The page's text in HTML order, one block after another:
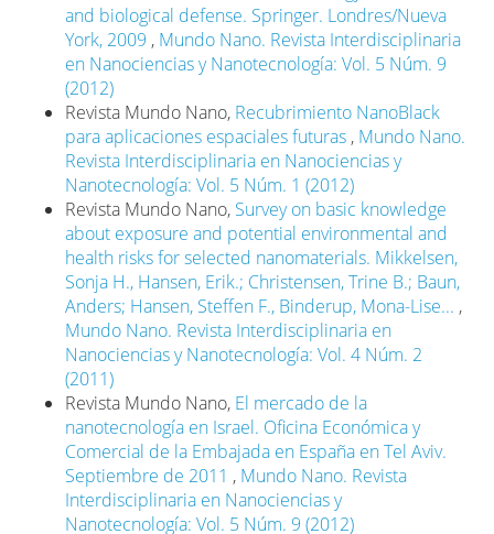
and biological defense. Springer. Londres/Nueva
York, 2009 , Mundo Nano. Revista Interdisciplinaria
en Nanociencias y Nanotecnología: Vol. 5 Núm. 9
(2012)
Revista Mundo Nano, Recubrimiento NanoBlack
para aplicaciones espaciales futuras , Mundo Nano.
Revista Interdisciplinaria en Nanociencias y
Nanotecnología: Vol. 5 Núm. 1 (2012)
Revista Mundo Nano, Survey on basic knowledge
about exposure and potential environmental and
health risks for selected nanomaterials. Mikkelsen,
Sonja H., Hansen, Erik.; Christensen, Trine B.; Baun,
Anders; Hansen, Steffen F., Binderup, Mona-Lise... ,
Mundo Nano. Revista Interdisciplinaria en
Nanociencias y Nanotecnología: Vol. 4 Núm. 2
(2011)
Revista Mundo Nano, El mercado de la
nanotecnología en Israel. Oficina Económica y
Comercial de la Embajada en España en Tel Aviv.
Septiembre de 2011 , Mundo Nano. Revista
Interdisciplinaria en Nanociencias y
Nanotecnología: Vol. 5 Núm. 9 (2012)